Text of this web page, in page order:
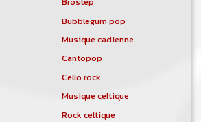
Bubblegum pop
Musique cadienne
Cantopop
Cello rock
Musique celtique
Rock celtique